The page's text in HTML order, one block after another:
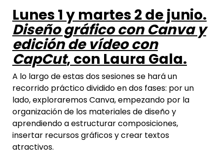
Lunes 1 y martes 2 de junio.
Diseño gráfico con Canva y
edición de vídeo con
CapCut, con Laura Gala.
A lo largo de estas dos sesiones se hará un
recorrido práctico dividido en dos fases: por un
lado, exploraremos Canva, empezando por la
organización de los materiales de diseño y
aprendiendo a estructurar composiciones,
insertar recursos gráficos y crear textos
atractivos.